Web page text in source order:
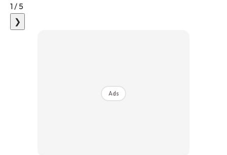
1 / 5
❯
Ads